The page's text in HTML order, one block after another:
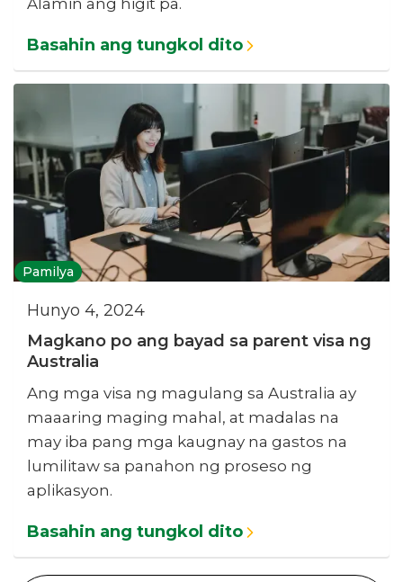
Alamin ang higit pa.
Basahin ang tungkol dito
Pamilya
Hunyo 4, 2024
Magkano po ang bayad sa parent visa ng
Australia
Ang mga visa ng magulang sa Australia ay
maaaring maging mahal, at madalas na
may iba pang mga kaugnay na gastos na
lumilitaw sa panahon ng proseso ng
aplikasyon.
Basahin ang tungkol dito